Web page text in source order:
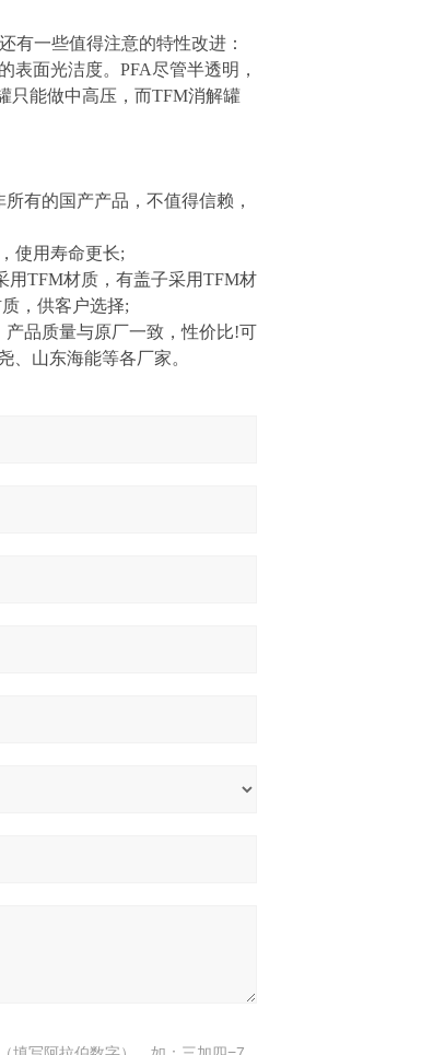
一些值得注意的特性改进：
面光洁度。PFA尽管半透明，
只能做中高压，而TFM消解罐
有的国产产品，不值得信赖，
使用寿命更长;
TFM材质，有盖子采用TFM材
，供客户选择;
品质量与原厂一致，性价比!可
、山东海能等各厂家。